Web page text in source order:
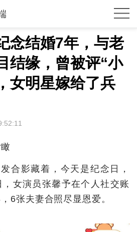
念结婚7年，与老
结缘，曾被评“小
女明星嫁给了兵
合影藏着，今天是纪念日，
女演员张馨予在个人社交账
6张夫妻合照尽显恩爱。